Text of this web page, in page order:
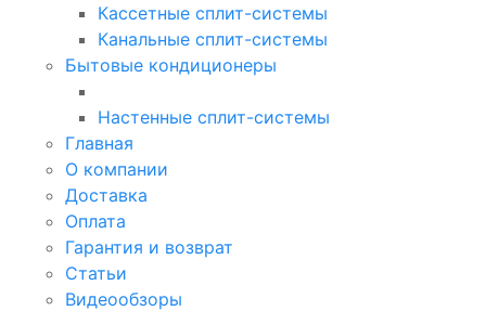
Кассетные сплит-системы
Канальные сплит-системы
Бытовые кондиционеры
Настенные сплит-системы
Главная
О компании
Доставка
Оплата
Гарантия и возврат
Статьи
Видеообзоры